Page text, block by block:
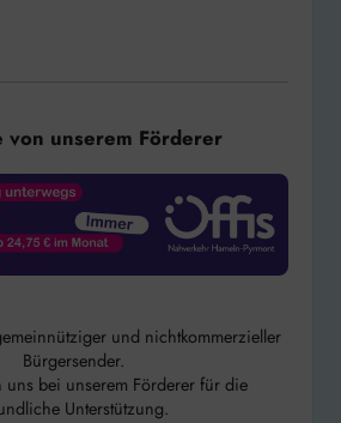
von unserem Förderer
und nichtkommerzieller
Bürgersender.
bei unserem Förderer für die
Unterstützung.